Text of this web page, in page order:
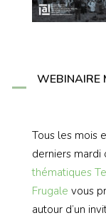
WEBINAIRE
Tous les mois
derniers mardi
thématiques
Frugale vous
autour d’un